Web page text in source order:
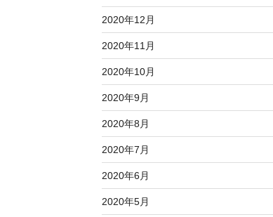
2020年12月
2020年11月
2020年10月
2020年9月
2020年8月
2020年7月
2020年6月
2020年5月